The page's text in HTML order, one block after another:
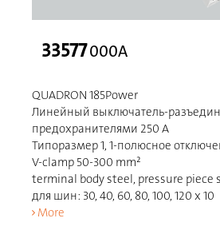
33577000A
QUADRON 185Power
Линейный выключатель-
предохранителями 250 A
Типоразмер 1, 1-полюсное
V-clamp 50-300 mm²
terminal body steel, pressure piece
для шин: 30, 40, 60, 80, 100, 120 x 10
More